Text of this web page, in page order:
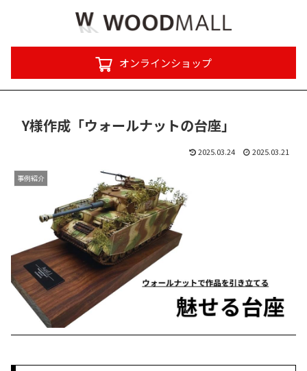
オンラインショップ
Y様作成「ウォールナットの台座」
2025.03.24 2025.03.21
事例紹介